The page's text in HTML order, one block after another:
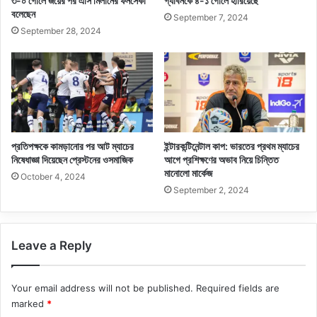
বলেছেন
September 28, 2024
September 7, 2024
প্রতিপক্ষকে কামড়ানোর পর আট ম্যাচের
নিষেধাজ্ঞা দিয়েছেন প্রেস্টনের ওসমাজিক
October 4, 2024
ইন্টারকন্টিনেন্টাল কাপ: ভারতের প্রথম ম্যাচের
আগে প্রশিক্ষণের অভাব নিয়ে চিন্তিত
মানোলো মার্কেজ
September 2, 2024
Leave a Reply
Your email address will not be published. Required fields are
marked *